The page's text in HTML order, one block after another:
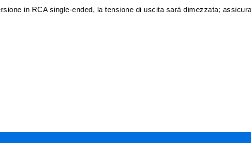
in RCA single-ended, la tensione di uscita sarà dimezzata;